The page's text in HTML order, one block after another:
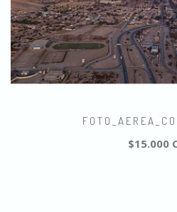
$15.000